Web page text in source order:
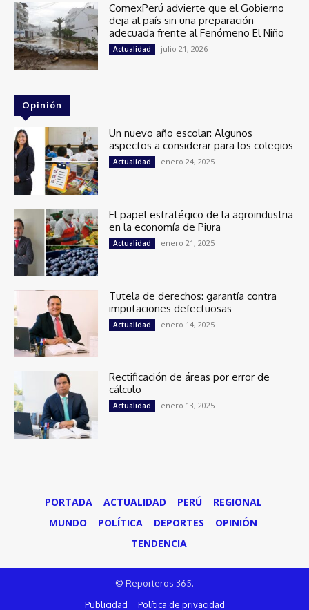
ComexPerú advierte que el Gobierno
deja al país sin una preparación
adecuada frente al Fenómeno El Niño
Actualidad julio 21, 2026
Opinión
Un nuevo año escolar: Algunos
aspectos a considerar para los colegios
Actualidad enero 24, 2025
El papel estratégico de la agroindustria
en la economía de Piura
Actualidad enero 21, 2025
Tutela de derechos: garantía contra
imputaciones defectuosas
Actualidad enero 14, 2025
Rectificación de áreas por error de
cálculo
Actualidad enero 13, 2025
PORTADA ACTUALIDAD PERÚ
REGIONAL
MUNDO
POLÍTICA DEPORTES
OPINIÓN
TENDENCIA
© Reporteros 365.
Publicidad
Política de privacidad